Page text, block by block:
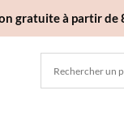
gratuite à partir de